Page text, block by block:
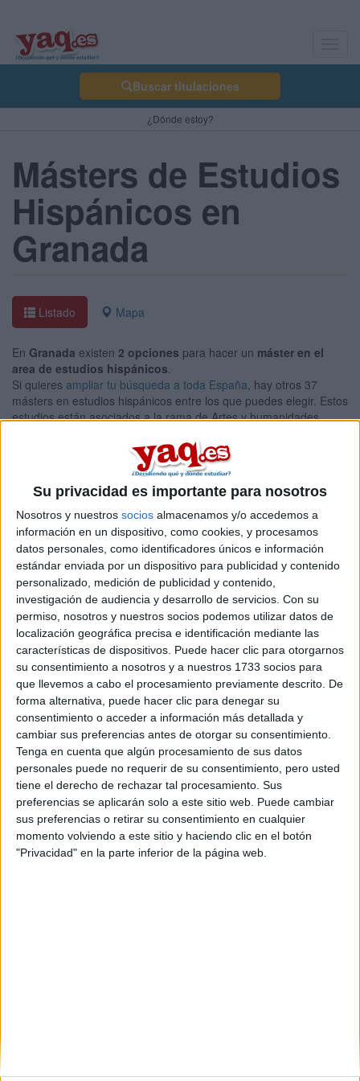
Su privacidad es importante para nosotros
Nosotros y nuestros socios almacenamos y/o accedemos a
información en un dispositivo, como cookies, y procesamos
datos personales, como identificadores únicos e información
estándar enviada por un dispositivo para publicidad y contenido
personalizado, medición de publicidad y contenido,
investigación de audiencia y desarrollo de servicios. Con su
permiso, nosotros y nuestros socios podemos utilizar datos de
localización geográfica precisa e identificación mediante las
características de dispositivos. Puede hacer clic para otorgarnos
su consentimiento a nosotros y a nuestros 1733 socios para
que llevemos a cabo el procesamiento previamente descrito. De
forma alternativa, puede hacer clic para denegar su
consentimiento o acceder a información más detallada y
cambiar sus preferencias antes de otorgar su consentimiento.
Tenga en cuenta que algún procesamiento de sus datos
personales puede no requerir de su consentimiento, pero usted
tiene el derecho de rechazar tal procesamiento. Sus
preferencias se aplicarán solo a este sitio web. Puede cambiar
sus preferencias o retirar su consentimiento en cualquier
momento volviendo a este sitio y haciendo clic en el botón
"Privacidad" en la parte inferior de la página web.
Buscar titulaciones
¿Dónde estoy?
Másters de Estudios
Hispánicos en
Granada
Listado Mapa
En Granada existen 2 opciones para hacer un máster en el
area de estudios hispánicos.
Si quieres ampliar tu búsqueda a toda España, hay otros 37
másters en estudios hispánicos entre los que puedes elegir. Estos
estudios están asociados a la rama de Artes y humanidades.
Máster Universitario en Culturas
Árabe y Hebrea: Al-Andalus y Mundo Árabe
Contemporáneo
UNIVERSIDAD DE GRANADA (Universidad Pública)
Tipo: Máster
Pídeles información ¡GRATIS!
Presencial |Granada
Máster Universitario en
Estudios Superiores de Lengua Española
UNIVERSIDAD DE GRANADA (Universidad Pública)
Máster
Pídeles información ¡GRATIS!
Seleccionar por provincia
Alicante(1)
Asturias(1)
Barcelona(5)
Cádiz(1)
Granada(2)
León(1)